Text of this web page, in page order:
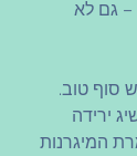
– גם לא
סוף טוב.
ירידה
המיגרנות